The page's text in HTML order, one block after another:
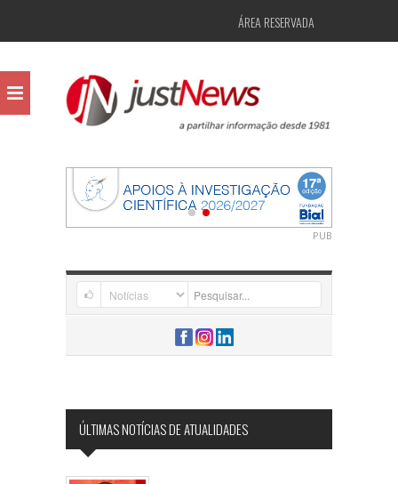
ÁREA RESERVADA
PUB
ÚLTIMAS NOTÍCIAS DE ATUALIDADES